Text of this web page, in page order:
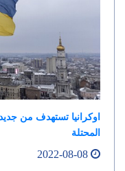
اوكرانيا تستهدف من
المحتلة